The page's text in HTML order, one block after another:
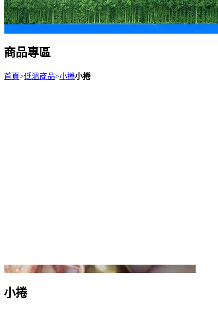
商品專區
首頁>低溫商品>小捲小捲
小捲